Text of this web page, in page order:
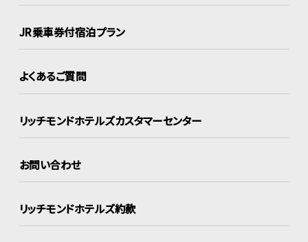
JR乗車券付宿泊プラン
よくあるご質問
リッチモンドホテルズカスタマーセンター
お問い合わせ
リッチモンドホテルズ約款